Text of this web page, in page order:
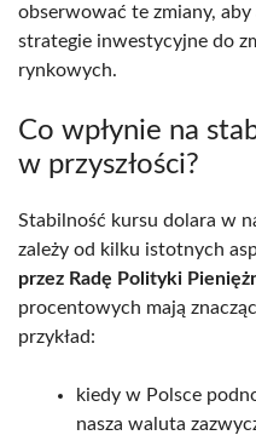
obserwować te zmiany,
strategie inwestycyjne do
rynkowych.
Co wpłynie na
w przyszłości?
Stabilność kursu dolara w
zależy od kilku istotnych
przez Radę Polityki
procentowych mają
przykład:
kiedy w Polsce
nasza waluta